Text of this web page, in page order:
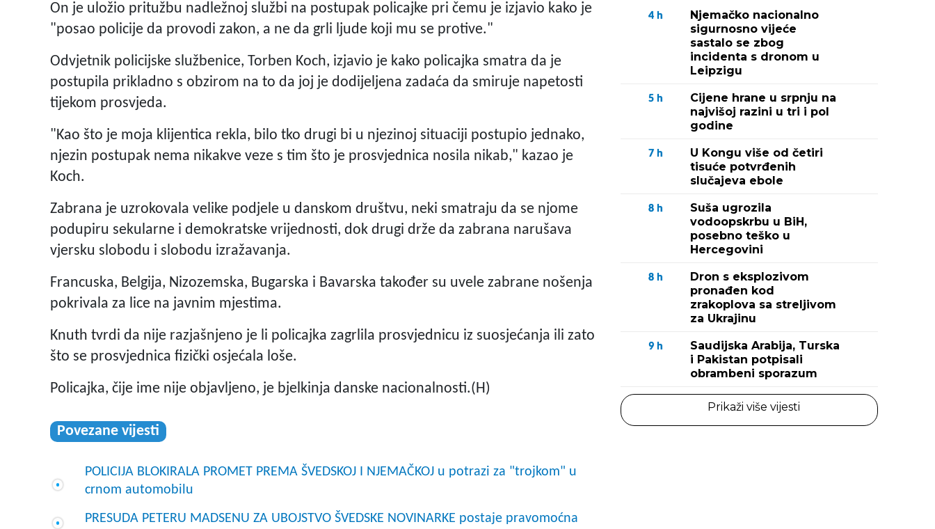
On je uložio pritužbu nadležnoj službi na postupak policajke pri čemu je izjavio kako je
"posao policije da provodi zakon, a ne da grli ljude koji mu se protive."
Odvjetnik policijske službenice, Torben Koch, izjavio je kako policajka smatra da je
postupila prikladno s obzirom na to da joj je dodijeljena zadaća da smiruje napetosti
tijekom prosvjeda.
"Kao što je moja klijentica rekla, bilo tko drugi bi u njezinoj situaciji postupio jednako,
njezin postupak nema nikakve veze s tim što je prosvjednica nosila nikab," kazao je
Koch.
Zabrana je uzrokovala velike podjele u danskom društvu, neki smatraju da se njome
podupiru sekularne i demokratske vrijednosti, dok drugi drže da zabrana narušava
vjersku slobodu i slobodu izražavanja.
Francuska, Belgija, Nizozemska, Bugarska i Bavarska također su uvele zabrane nošenja
pokrivala za lice na javnim mjestima.
Knuth tvrdi da nije razjašnjeno je li policajka zagrlila prosvjednicu iz suosjećanja ili zato
što se prosvjednica fizički osjećala loše.
Policajka, čije ime nije objavljeno, je bjelkinja danske nacionalnosti.(H)
Povezane vijesti
POLICIJA BLOKIRALA PROMET PREMA ŠVEDSKOJ I NJEMAČKOJ u potrazi za "trojkom" u
crnom automobilu
PRESUDA PETERU MADSENU ZA UBOJSTVO ŠVEDSKE NOVINARKE postaje pravomoćna
4 h
Njemačko nacionalno
sigurnosno vijeće
sastalo se zbog
incidenta s dronom u
Leipzigu
5 h
Cijene hrane u srpnju na
najvišoj razini u tri i pol
godine
7 h
U Kongu više od četiri
tisuće potvrđenih
slučajeva ebole
8 h
Suša ugrozila
vodoopskrbu u BiH,
posebno teško u
Hercegovini
8 h
Dron s eksplozivom
pronađen kod
zrakoplova sa streljivom
za Ukrajinu
9 h
Saudijska Arabija, Turska
i Pakistan potpisali
obrambeni sporazum
Prikaži više vijesti